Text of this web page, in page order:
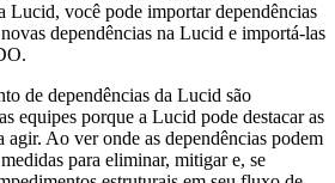
Lucid, você pode importar dependências
dependências na Lucid e importá-las
de dependências da Lucid são
equipes porque a Lucid pode destacar as
agir. Ao ver onde as dependências podem
para eliminar, mitigar e, se